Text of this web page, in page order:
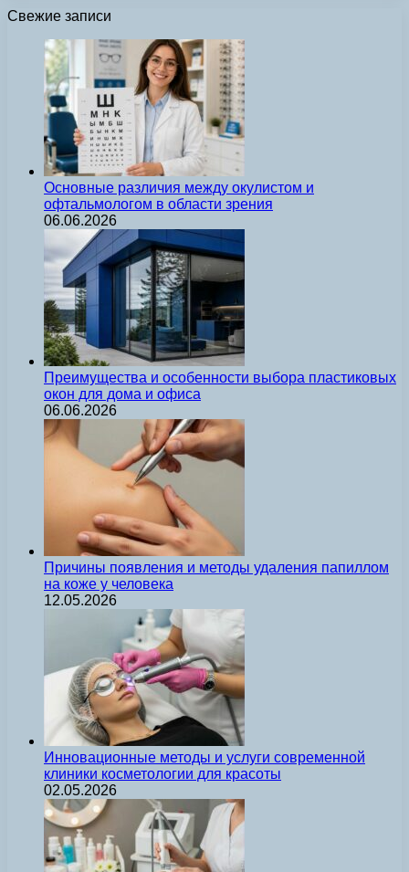
Свежие записи
Основные различия между окулистом и
офтальмологом в области зрения
06.06.2026
Преимущества и особенности выбора пластиковых
окон для дома и офиса
06.06.2026
Причины появления и методы удаления папиллом
на коже у человека
12.05.2026
Инновационные методы и услуги современной
клиники косметологии для красоты
02.05.2026